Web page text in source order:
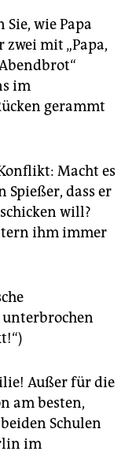
Sie, wie Papa
zwei mit „Papa,
im
gerammt
Macht es
Spießer, dass er
will?
ihm immer
Außer für die
am besten,
Schulen
im